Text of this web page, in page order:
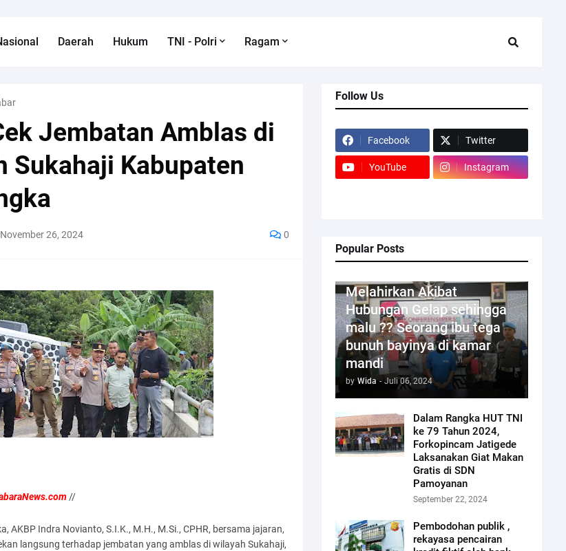
Daerah Hukum TNI - Polri Ragam
Jembatan Amblas di
Sukahaji Kabupaten
November 26, 2024 0
//
AKBP Indra Novianto, S.I.K., M.H., M.Si., CPHR, bersama jajaran,
langsung terhadap jembatan yang amblas di wilayah Sukahaji,
Follow Us
Facebook Twitter
YouTube Instagram
Popular Posts
Melahirkan Akibat
Hubungan Gelap sehingga
malu ?? Seorang ibu tega
bunuh bayinya di kamar
mandi
by Wida - Juli 06, 2024
Dalam Rangka HUT TNI
ke 79 Tahun 2024,
Forkopincam Jatigede
Laksanakan Giat Makan
Gratis di SDN
Pamoyanan
September 22, 2024
Pembodohan publik ,
rekayasa pencairan